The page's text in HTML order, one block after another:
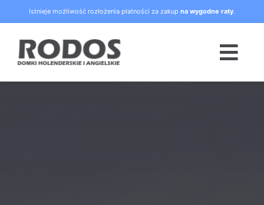
to
content
Istnieje możliwość rozłożenia płatności za zakup na wygodne raty.